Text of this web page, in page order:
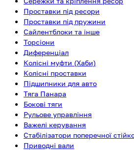
Проставки під ресори
Проставки під пружини
Сайлентблоки та інше
Торсіони
Диференціал
Колісні муфти (Хаби)
Колісні проставки
Підшипники для авто
Тяга Панара
Бокові тяги
Рульове управління
Важелі керування
Стабілізатори поперечної
Приводні вали